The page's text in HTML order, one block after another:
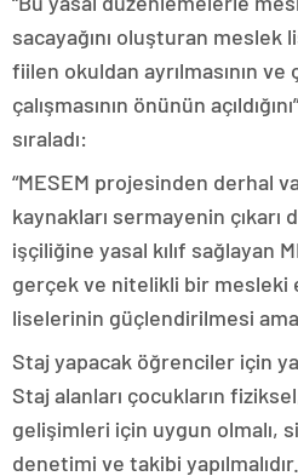
sacayağını oluşturan
fiilen okuldan ayrılmasının
çalışmasının önünün
sıraladı:
“MESEM projesinden derhal
kaynakları sermayenin
işçiliğine yasal kılıf sağlayan
gerçek ve nitelikli bir mesleki
liselerinin güçlendirilmesi
Staj yapacak öğrenciler için
Staj alanları çocukların
gelişimleri için uygun olmalı,
denetimi ve takibi